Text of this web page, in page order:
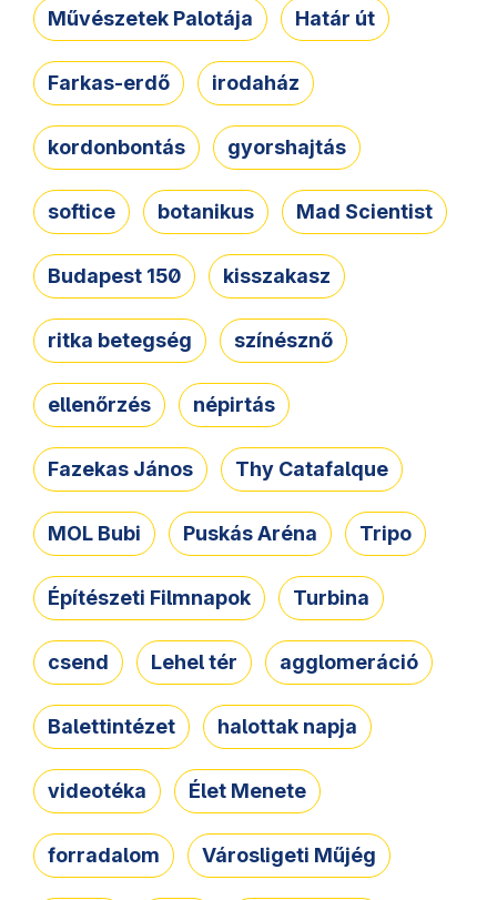
Művészetek Palotája Határ út
Farkas-erdő irodaház
kordonbontás gyorshajtás
softice botanikus Mad Scientist
Budapest 150 kisszakasz
ritka betegség színésznő
ellenőrzés népirtás
Fazekas János Thy Catafalque
MOL Bubi Puskás Aréna Tripo
Építészeti Filmnapok Turbina
csend Lehel tér agglomeráció
Balettintézet halottak napja
videotéka Élet Menete
forradalom Városligeti Műjég